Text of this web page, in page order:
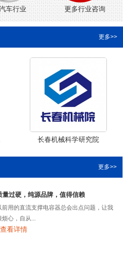
车行业 更多行业咨询
更多>>
长春机械科学研究院
更多>>
量过硬，纯源品牌，值得信赖
前用的直流支撑电容器总会出点问题，让我
烦心，自从...
看详情